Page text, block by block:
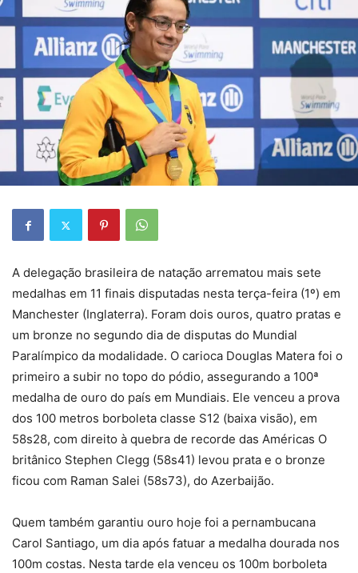
A delegação brasileira de natação arrematou mais sete
medalhas em 11 finais disputadas nesta terça-feira (1º) em
Manchester (Inglaterra). Foram dois ouros, quatro pratas e
um bronze no segundo dia de disputas do Mundial
Paralímpico da modalidade. O carioca Douglas Matera foi o
primeiro a subir no topo do pódio, assegurando a 100ª
medalha de ouro do país em Mundiais. Ele venceu a prova
dos 100 metros borboleta classe S12 (baixa visão), em
58s28, com direito à quebra de recorde das Américas O
britânico Stephen Clegg (58s41) levou prata e o bronze
ficou com Raman Salei (58s73), do Azerbaijão.
Quem também garantiu ouro hoje foi a pernambucana
Carol Santiago, um dia após fatuar a medalha dourada nos
100m costas. Nesta tarde ela venceu os 100m borboleta